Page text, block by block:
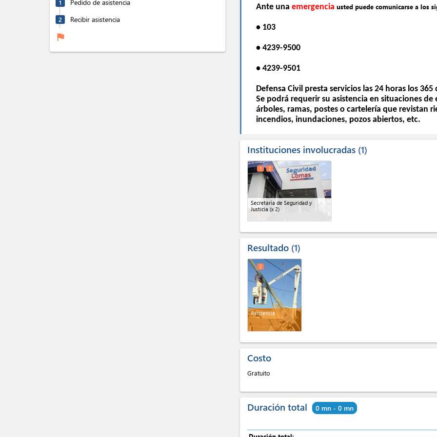
1 Pedido de asistencia
2 Recibir asistencia
flag
Ante una emergencia usted puede comunicarse a los
• 103
• 4239-9500
• 4239-9501
Defensa Civil presta servicios las 24 horas los 365
Se podrá requerir su asistencia en situaciones
árboles, ramas, postes o cartelería que revistan
incendios, inundaciones, pozos abiertos, etc.
Instituciones involucradas 1
Secretaría de Seguridad y
Justicia (x 2)
1 2
Resultado 1
Asistencia
2
Costo
Gratuito
Duración total 0 mn - 0 mn